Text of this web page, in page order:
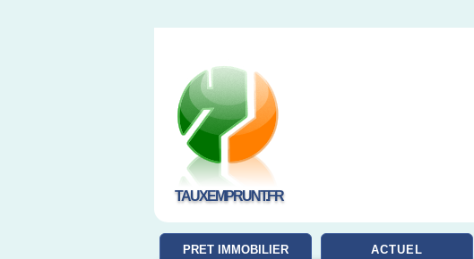
TAUXEMPRUNT.FR
PRET IMMOBILIER ACTUEL